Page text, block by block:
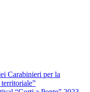
Carabinieri per la